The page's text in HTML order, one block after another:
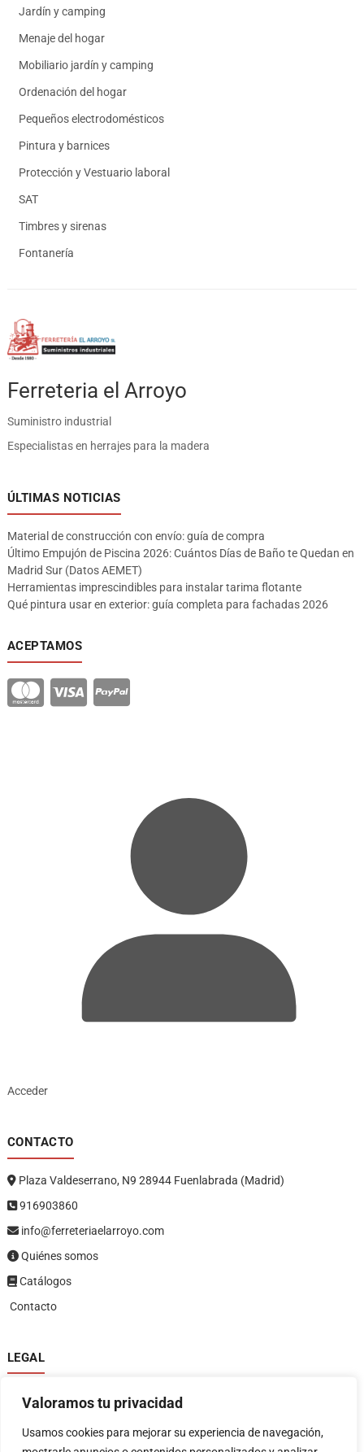
Valoramos tu privacidad
Usamos cookies para mejorar su experiencia de navegación,
Jardín y camping
Menaje del hogar
Mobiliario jardín y camping
Ordenación del hogar
Pequeños electrodomésticos
Pintura y barnices
Protección y Vestuario laboral
SAT
Timbres y sirenas
Fontanería
Ferreteria el Arroyo
Suministro industrial
Especialistas en herrajes para la madera
ÚLTIMAS NOTICIAS
Material de construcción con envío: guía de compra
Último Empujón de Piscina 2026: Cuántos Días de Baño te Quedan en
Madrid Sur (Datos AEMET)
Herramientas imprescindibles para instalar tarima flotante
Qué pintura usar en exterior: guía completa para fachadas 2026
ACEPTAMOS
Acceder
CONTACTO
Plaza Valdeserrano, N9 28944 Fuenlabrada (Madrid)
916903860
info@ferreteriaelarroyo.com
Quiénes somos
Catálogos
Contacto
LEGAL
Política de privacidad
Política de devoluciones y reembolsos
Términos y condiciones